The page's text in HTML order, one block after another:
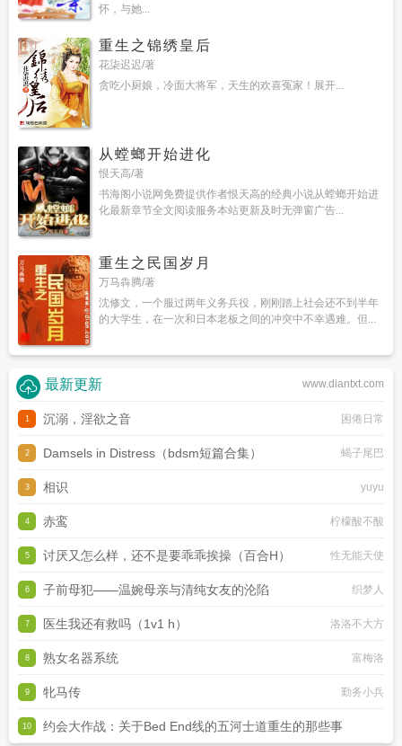
怀，与她...
重生之锦绣皇后
花柒迟迟/著
贪吃小厨娘，冷面大将军，天生的欢喜冤家！展开...
从螳螂开始进化
恨天高/著
书海阁小说网免费提供作者恨天高的经典小说从螳螂开始进
化最新章节全文阅读服务本站更新及时无弹窗广告...
重生之民国岁月
万马犇腾/著
沈修文，一个服过两年义务兵役，刚刚踏上社会还不到半年
的大学生，在一次和日本老板之间的冲突中不幸遇难。但...
www.diantxt.com
最新更新
1 沉溺，淫欲之音 困倦日常
2 Damsels in Distress（bdsm短篇合集） 蝎子尾巴
3 相识 yuyu
4 赤鸾 柠檬酸不酸
5 讨厌又怎么样，还不是要乖乖挨操（百合H） 性无能天使
6 子前母犯——温婉母亲与清纯女友的沦陷 织梦人
7 医生我还有救吗（1v1 h） 洛洛不大方
8 熟女名器系统 富梅洛
9 牝马传 勤务小兵
10 约会大作战：关于Bed End线的五河士道重生的那些事